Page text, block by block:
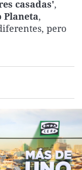
La rosa de los vientos
Gente viajera
Caso
Retornados
Extremadura
Galicia
Virales
Televisión
casadas',
Planeta,
pero